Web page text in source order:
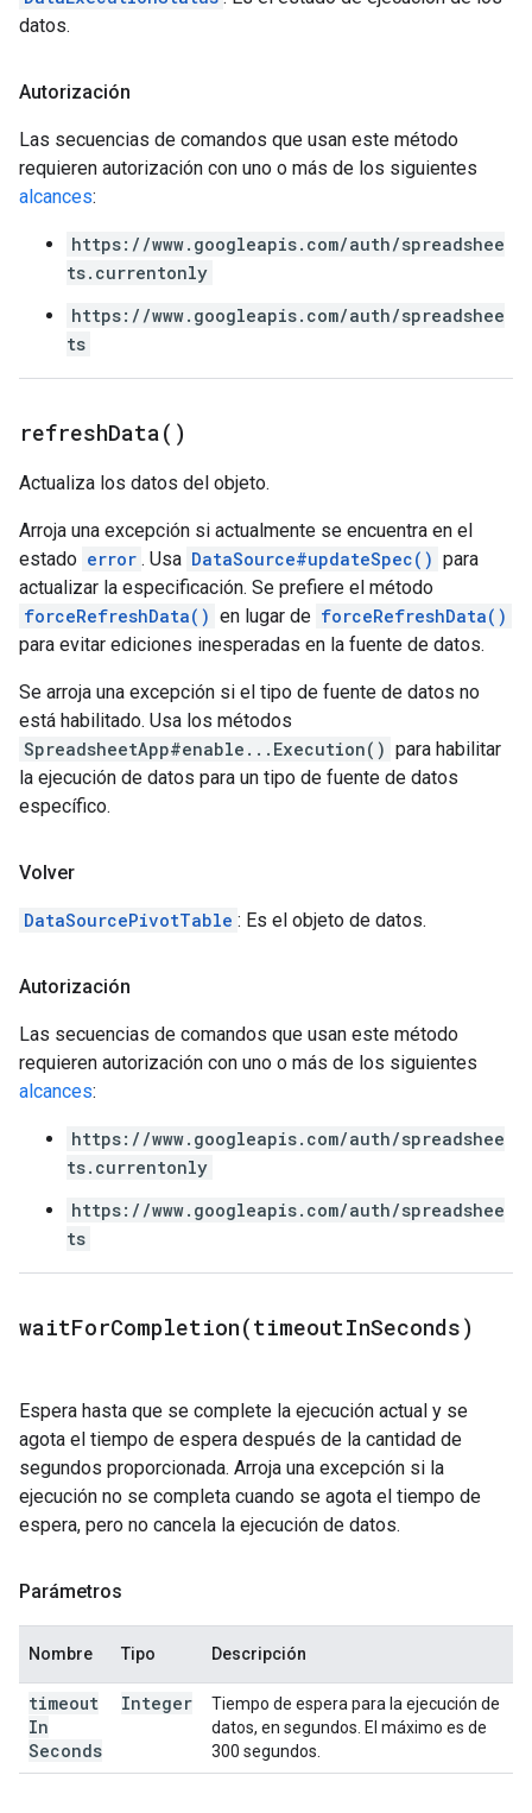
datos.
Autorización
Las secuencias de comandos que usan este método
requieren autorización con uno o más de los siguientes
alcances:
https://www.googleapis.com/auth/spreadshee
ts.currentonly
https://www.googleapis.com/auth/spreadshee
ts
refreshData( )
Actualiza los datos del objeto.
Arroja una excepción si actualmente se encuentra en el
estado error . Usa DataSource#updateSpec() para
actualizar la especificación. Se prefiere el método
forceRefreshData() en lugar de forceRefreshData()
para evitar ediciones inesperadas en la fuente de datos.
Se arroja una excepción si el tipo de fuente de datos no
está habilitado. Usa los métodos
SpreadsheetApp#enable...Execution() para habilitar
la ejecución de datos para un tipo de fuente de datos
específico.
Volver
DataSourcePivotTable : Es el objeto de datos.
Autorización
Las secuencias de comandos que usan este método
requieren autorización con uno o más de los siguientes
alcances:
https://www.googleapis.com/auth/spreadshee
ts.currentonly
https://www.googleapis.com/auth/spreadshee
ts
waitForCompletion(timeoutInSeconds)
Espera hasta que se complete la ejecución actual y se
agota el tiempo de espera después de la cantidad de
segundos proporcionada. Arroja una excepción si la
ejecución no se completa cuando se agota el tiempo de
espera, pero no cancela la ejecución de datos.
Parámetros
Nombre Tipo Descripción
timeout
In
Seconds
Integer
Tiempo de espera para la ejecución de
datos, en segundos. El máximo es de
300 segundos.